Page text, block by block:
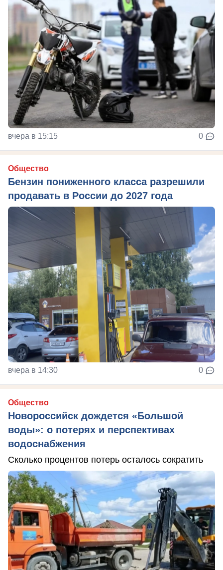
вчера в 15:15 0
Общество
Бензин пониженного класса разрешили
продавать в России до 2027 года
вчера в 14:30 0
Общество
Новороссийск дождется «Большой
воды»: о потерях и перспективах
водоснабжения
Сколько процентов потерь осталось сократить